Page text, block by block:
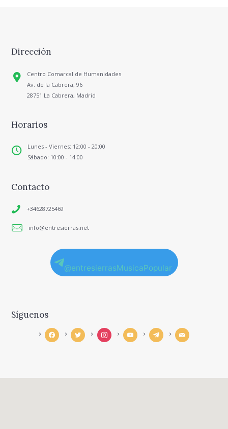
Dirección
Centro Comarcal de Humanidades
Av. de la Cabrera, 96
28751 La Cabrera, Madrid
Horarios
Lunes - Viernes: 12:00 - 20:00
Sábado: 10:00 - 14:00
Contacto
+34628725469
info@entresierras.net
@entresierrasMusicaPopular
Síguenos
facebook twitter instagramyoutube telegram mail